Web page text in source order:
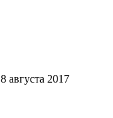
8 августа 2017